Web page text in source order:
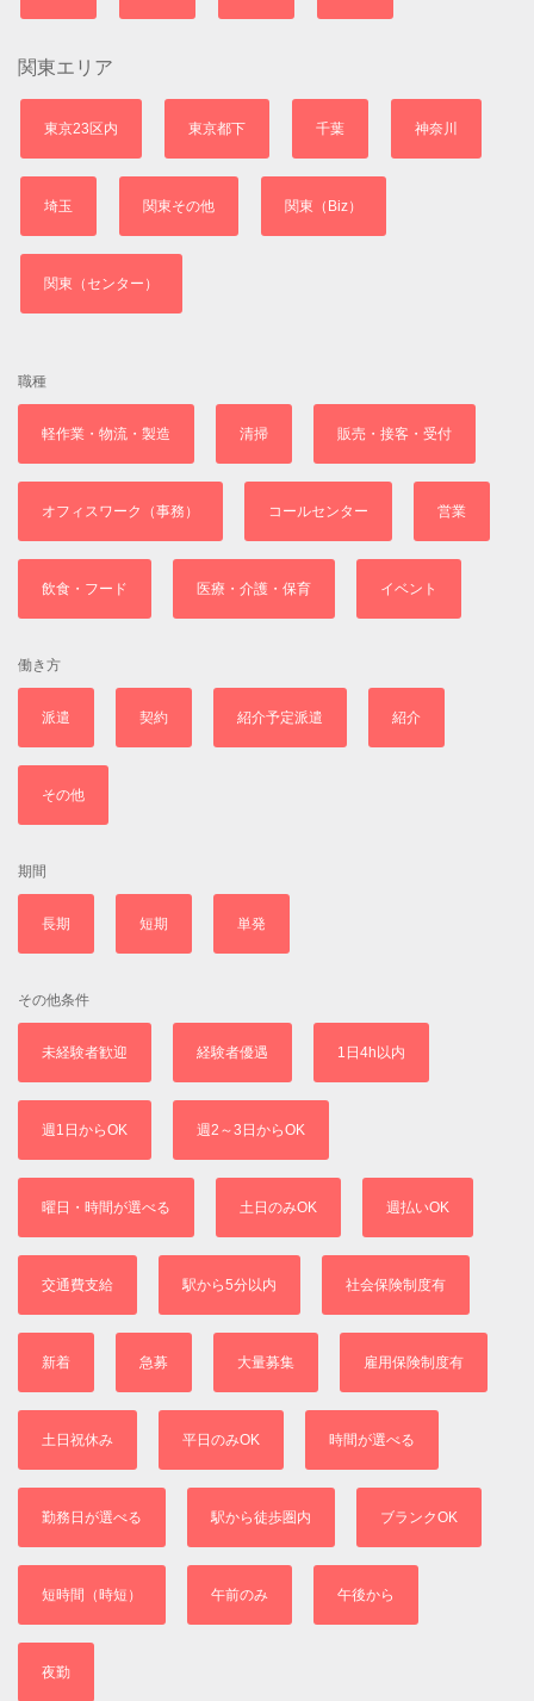
関東エリア
東京23区内 東京都下 千葉 神奈川
埼玉 関東その他 関東（Biz）
関東（センター）
職種
軽作業・物流・製造 清掃 販売・接客・受付
オフィスワーク（事務） コールセンター 営業
飲食・フード 医療・介護・保育 イベント
働き方
派遣 契約 紹介予定派遣 紹介
その他
期間
長期 短期 単発
その他条件
未経験者歓迎 経験者優遇 1日4h以内
週1日からOK 週2～3日からOK
曜日・時間が選べる 土日のみOK 週払いOK
交通費支給 駅から5分以内 社会保険制度有
新着 急募 大量募集 雇用保険制度有
土日祝休み 平日のみOK 時間が選べる
勤務日が選べる 駅から徒歩圏内 ブランクOK
短時間（時短） 午前のみ 午後から
夜勤